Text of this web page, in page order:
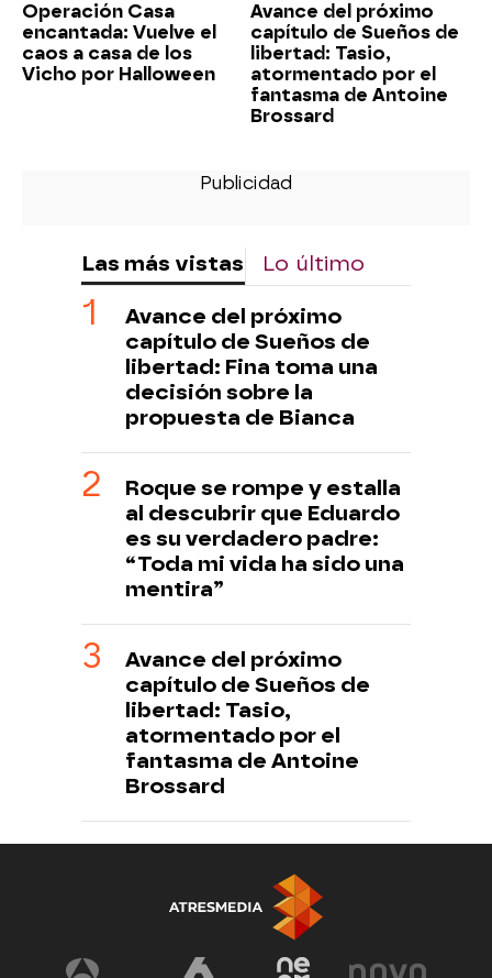
Operación Casa
encantada: Vuelve el
caos a casa de los
Vicho por Halloween
Avance del próximo
capítulo de Sueños de
libertad: Tasio,
atormentado por el
fantasma de Antoine
Brossard
Las más vistas Lo último
Avance del próximo
capítulo de Sueños de
libertad: Fina toma una
decisión sobre la
propuesta de Bianca
Roque se rompe y estalla
al descubrir que Eduardo
es su verdadero padre:
“Toda mi vida ha sido una
mentira”
Avance del próximo
capítulo de Sueños de
libertad: Tasio,
atormentado por el
fantasma de Antoine
Brossard